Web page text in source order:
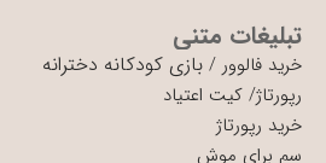
تبلیغات متنی
خرید فالوور / بازی کودکانه دخترانه
رپورتاژ/ کیت اعتیاد
خرید رپورتاژ
سم برای موش